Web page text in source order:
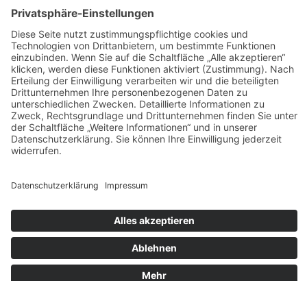
Widerrufsbelehrung
Bankdaten
© 2026 Tietge GmbH, Wilhelmstraße 31, 77654 Offenburg – Alle Rechte
vorbehalten. *Preisangaben inkl. gesetzl. MwSt. und zzgl.
Versandkosten.